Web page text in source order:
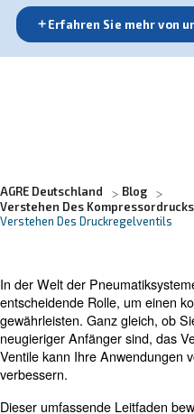
Pneumatiksystemen
AGRE Deutschland
Blog
Verstehen Des
Verstehen Des